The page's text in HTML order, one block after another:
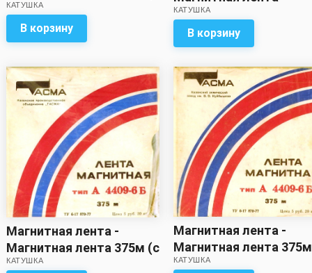
записью)
КАТУШКА
В корзину
меньшего метража,
указано на упаковке (с
записью)
КАТУШКА
В корзину
Магнитная лента -
Магнитная лента 375м (с
записью)
КАТУШКА
Магнитная лента -
Магнитная лента
записью)
КАТУШКА